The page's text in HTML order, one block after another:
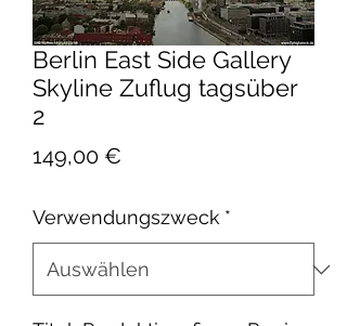
Berlin East Side Gallery
Skyline Zuflug tagsüber
2
149,00 €
Verwendungszweck *